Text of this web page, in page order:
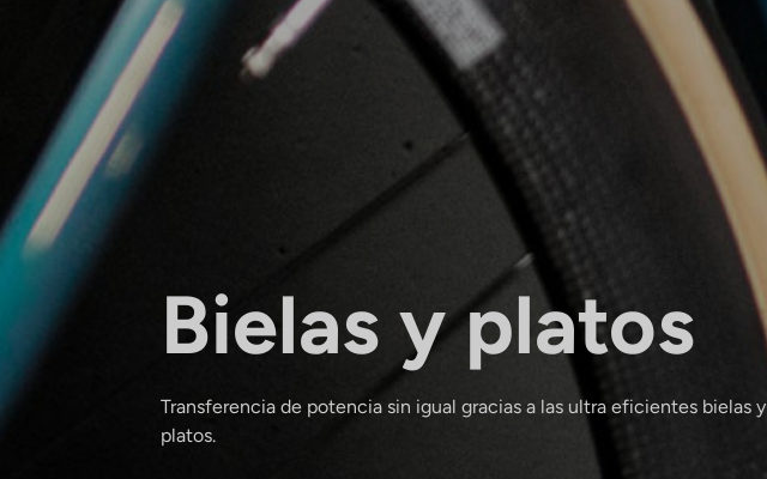
Bielas y platos
Transferencia de potencia sin igual gracias a las ultra eficientes bielas y
platos.